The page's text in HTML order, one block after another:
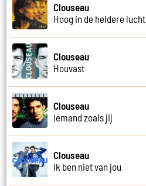
Clouseau
Hoog in de heldere lucht
Clouseau
Houvast
Clouseau
Iemand zoals jij
Clouseau
Ik ben niet van jou